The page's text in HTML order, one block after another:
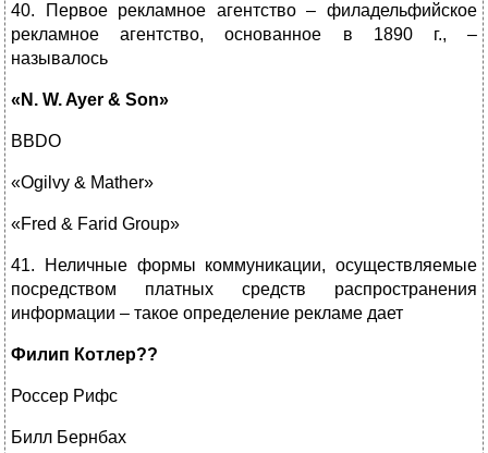
40. Первое рекламное агентство – филадельфийское
рекламное агентство, основанное в 1890 г., –
называлось
«N. W. Ayer & Son»
BBDO
«Ogilvy & Mather»
«Fred & Farid Group»
41. Неличные формы коммуникации, осуществляемые
посредством платных средств распространения
информации – такое определение рекламе дает
Филип Котлер??
Россер Рифс
Билл Бернбах